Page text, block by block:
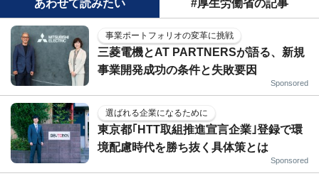
あわせて読みたい #厚生労働省の記事
事業ポートフォリオの変革に挑戦
三菱電機とAT PARTNERSが語る、新規
事業開発成功の条件と失敗要因
Sponsored
選ばれる企業になるために
東京都｢HTT取組推進宣言企業｣登録で環
境配慮時代を勝ち抜く具体策とは
Sponsored